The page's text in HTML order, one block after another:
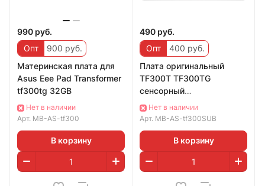
990 руб.
Опт
900 руб.
Материнская плата для
Asus Eee Pad Transformer
tf300tg 32GB
Нет в наличии
Арт. MB-AS-tf300
В корзину
490 руб.
Опт
400 руб.
Плата оригинальный
TF300T TF300TG
сенсорный
переключатель платы
TF300TG_SUB
Нет в наличии
Арт. MB-AS-tf300SUB
В корзину